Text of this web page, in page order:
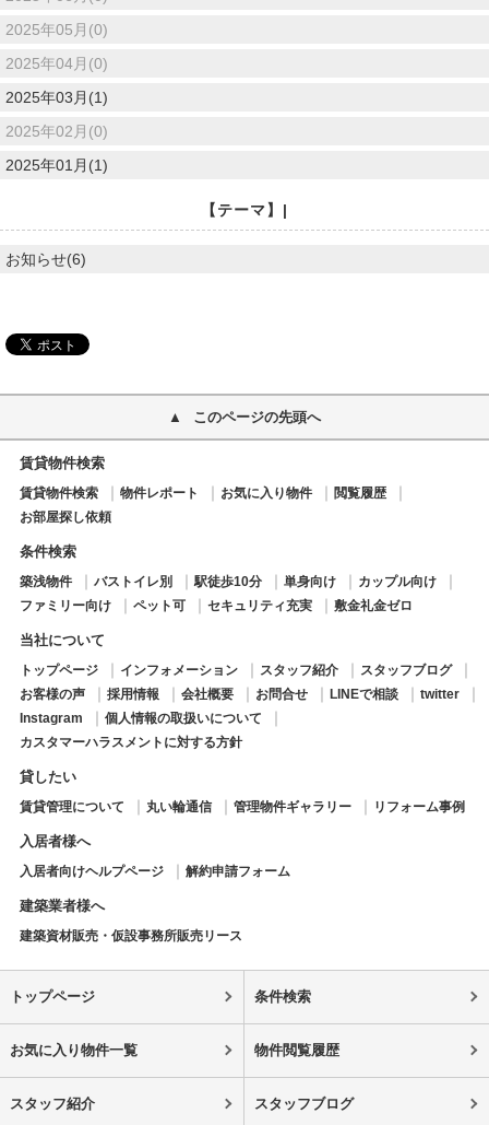
2025年05月(0)
2025年04月(0)
2025年03月(1)
2025年02月(0)
2025年01月(1)
【テーマ】|
お知らせ(6)
このページの先頭へ
賃貸物件検索
賃貸物件検索 物件レポート お気に入り物件
閲覧履歴
お部屋探し依頼
条件検索
築浅物件 バストイレ別 駅徒歩10分 単身向け
カップル向け
ファミリー向け
ペット可 セキュリティ充実 敷金礼金ゼロ
当社について
トップページ インフォメーション スタッフ紹介
スタッフブログ
お客様の声
採用情報 会社概要 お問合せ LINEで相談
twitter
Instagram
個人情報の取扱いについて
カスタマーハラスメントに対する方針
貸したい
賃貸管理について 丸い輪通信 管理物件ギャラリー リフォーム事例
入居者様へ
入居者向けヘルプページ 解約申請フォーム
建築業者様へ
建築資材販売・仮設事務所販売リース
トップページ 条件検索
お気に入り物件一覧 物件閲覧履歴
スタッフ紹介 スタッフブログ